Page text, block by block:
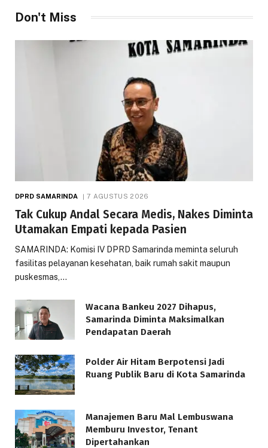
Don't Miss
DPRD SAMARINDA 7 AGUSTUS 2026
Tak Cukup Andal Secara Medis, Nakes Diminta
Utamakan Empati kepada Pasien
SAMARINDA: Komisi IV DPRD Samarinda meminta seluruh
fasilitas pelayanan kesehatan, baik rumah sakit maupun
puskesmas,…
Wacana Bankeu 2027 Dihapus,
Samarinda Diminta Maksimalkan
Pendapatan Daerah
Polder Air Hitam Berpotensi Jadi
Ruang Publik Baru di Kota Samarinda
Manajemen Baru Mal Lembuswana
Memburu Investor, Tenant
Dipertahankan